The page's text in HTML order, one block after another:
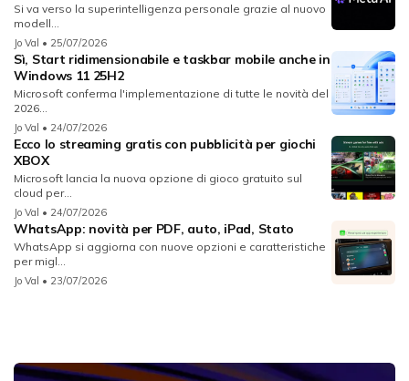
Si va verso la superintelligenza personale grazie al nuovo
modell...
Jo Val • 25/07/2026
Sì, Start ridimensionabile e taskbar mobile anche in
Windows 11 25H2
Microsoft conferma l'implementazione di tutte le novità del
2026...
Jo Val • 24/07/2026
Ecco lo streaming gratis con pubblicità per giochi
XBOX
Microsoft lancia la nuova opzione di gioco gratuito sul
cloud per...
Jo Val • 24/07/2026
WhatsApp: novità per PDF, auto, iPad, Stato
WhatsApp si aggiorna con nuove opzioni e caratteristiche
per migl...
Jo Val • 23/07/2026